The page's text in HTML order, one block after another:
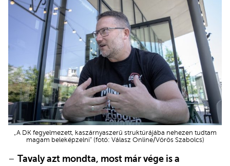
„A DK fegyelmezett, kaszárnyaszerű struktúrájába nehezen tudtam
magam beleképzelni” (fotó: Válasz Online/Vörös Szabolcs)
– Tavaly azt mondta, most már vége is a